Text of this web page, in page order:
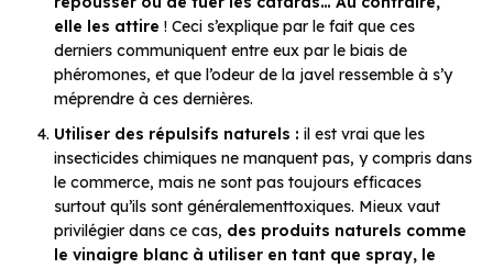
elle les attire ! Ceci s’explique par le fait que ces
derniers communiquent entre eux par le biais de
phéromones, et que l’odeur de la javel ressemble à s’y
méprendre à ces dernières.
Utiliser des répulsifs naturels : il est vrai que les
insecticides chimiques ne manquent pas, y compris dans
le commerce, mais ne sont pas toujours efficaces
surtout qu’ils sont généralementtoxiques. Mieux vaut
privilégier dans ce cas, des produits naturels comme
le vinaigre blanc à utiliser en tant que spray, le